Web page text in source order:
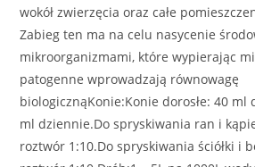
wokół zwierzęcia oraz całe
Zabieg ten ma na celu nasycenie
mikroorganizmami, które wypierając
patogenne wprowadzają równowagę
biologicznąKonie:Konie dorosłe: 40
ml dziennie.Do spryskiwania ran i
roztwór 1:10.Do spryskiwania ściółki i